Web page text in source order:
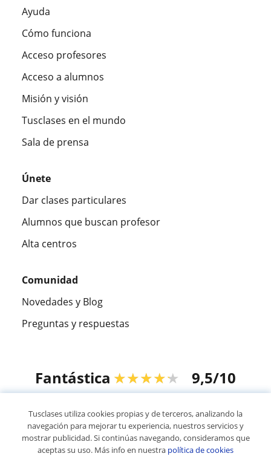
Ayuda
Cómo funciona
Acceso profesores
Acceso a alumnos
Misión y visión
Tusclases en el mundo
Sala de prensa
Únete
Dar clases particulares
Alumnos que buscan profesor
Alta centros
Comunidad
Novedades y Blog
Preguntas y respuestas
Fantástica ★★★★★ 9,5/10
© 2007 - 2026 Tusclases.co
Tusclases utiliza cookies propias y de terceros, analizando la
navegación para mejorar tu experiencia, nuestros servicios y
mostrar publicidad. Si continúas navegando, consideramos que
aceptas su uso. Más info en nuestra política de cookies